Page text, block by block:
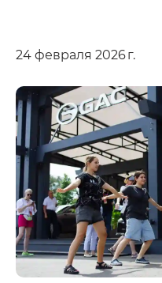
24 февраля 2026 г.